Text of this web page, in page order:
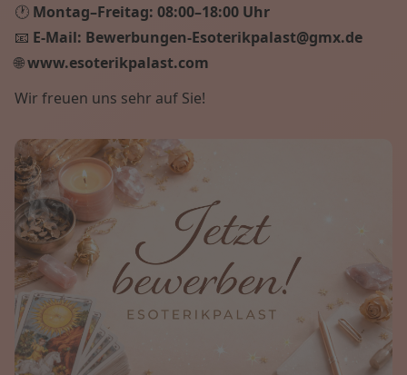
🕐 Montag–Freitag: 08:00–18:00 Uhr
📧 E-Mail: Bewerbungen-Esoterikpalast@gmx.de
🌐www.esoterikpalast.com
Wir freuen uns sehr auf Sie!